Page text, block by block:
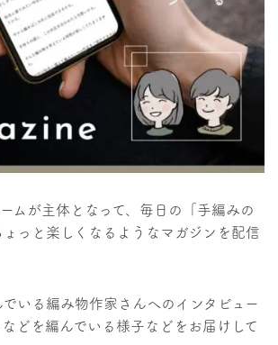
ムが主体となって、毎日の「手編みの
っと楽しくなるようなマガジンを配信
いる編み物作家さんへのインタビュー
どを編んでいる様子などをお届けして